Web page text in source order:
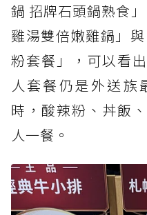
鍋 招牌石頭鍋熟食
雞湯雙倍嫩雞鍋」
粉套餐」，可以看
人套餐仍是外送族
時，酸辣粉、丼飯
人一餐。